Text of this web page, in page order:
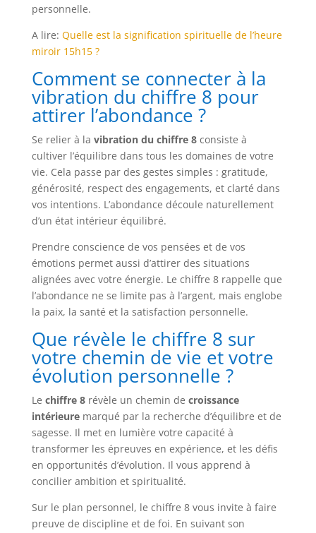
personnelle.
A lire: Quelle est la signification spirituelle de l’heure
miroir 15h15 ?
Comment se connecter à la
vibration du chiffre 8 pour
attirer l’abondance ?
Se relier à la vibration du chiffre 8consiste à
cultiver l’équilibre dans tous les domaines de votre
vie. Cela passe par des gestes simples : gratitude,
générosité, respect des engagements, et clarté dans
vos intentions. L’abondance découle naturellement
d’un état intérieur équilibré.
Prendre conscience de vos pensées et de vos
émotions permet aussi d’attirer des situations
alignées avec votre énergie. Le chiffre 8 rappelle que
l’abondance ne se limite pas à l’argent, mais englobe
la paix, la santé et la satisfaction personnelle.
Que révèle le chiffre 8 sur
votre chemin de vie et votre
évolution personnelle ?
Le chiffre 8révèle un chemin de croissance
intérieuremarqué par la recherche d’équilibre et de
sagesse. Il met en lumière votre capacité à
transformer les épreuves en expérience, et les défis
en opportunités d’évolution. Il vous apprend à
concilier ambition et spiritualité.
Sur le plan personnel, le chiffre 8 vous invite à faire
preuve de discipline et de foi. En suivant son